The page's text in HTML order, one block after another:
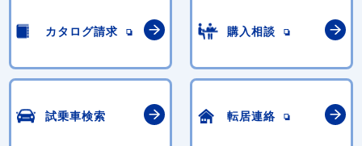
カタログ請求 購入相談
試乗車検索 転居連絡